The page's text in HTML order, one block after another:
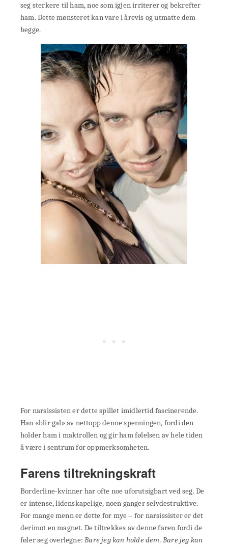
seg sterkere til ham, noe som igjen irriterer og bekrefter
ham. Dette mønsteret kan vare i årevis og utmatte dem
begge.
For narsissisten er dette spillet imidlertid fascinerende.
Han «blir gal» av nettopp denne spenningen, fordi den
holder ham i maktrollen og gir ham følelsen av hele tiden
å være i sentrum for oppmerksomheten.
Farens tiltrekningskraft
Borderline-kvinner har ofte noe uforutsigbart ved seg. De
er intense, lidenskapelige, noen ganger selvdestruktive.
For mange menn er dette for mye – for narsissister er det
derimot en magnet. De tiltrekkes av denne faren fordi de
føler seg overlegne:Bare jeg kan holde dem. Bare jeg kan